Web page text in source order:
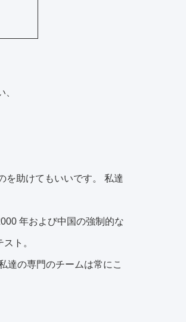
を助けてもいいです。 私達
年および中国の強制的な
ト。
達の専門のチームは常にこ